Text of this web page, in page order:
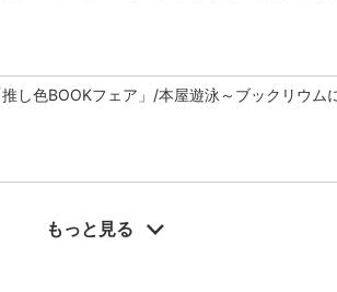
し色BOOKフェア」/本屋遊泳～ブックリウム
もっと見る